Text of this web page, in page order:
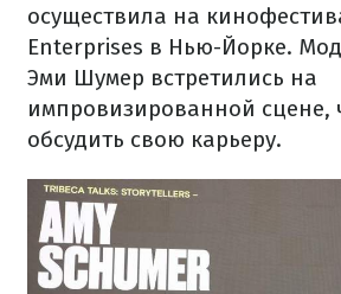
осуществила на
Enterprises в Нью-Йорке.
Эми Шумер встретились на
импровизированной сцене,
обсудить свою карьеру.